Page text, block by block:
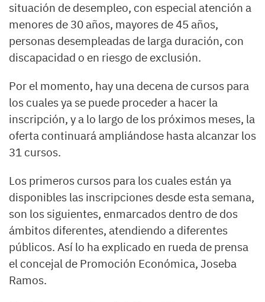
situación de desempleo, con especial atención a
menores de 30 años, mayores de 45 años,
personas desempleadas de larga duración, con
discapacidad o en riesgo de exclusión.
Por el momento, hay una decena de cursos para
los cuales ya se puede proceder a hacer la
inscripción, y a lo largo de los próximos meses, la
oferta continuará ampliándose hasta alcanzar los
31 cursos.
Los primeros cursos para los cuales están ya
disponibles las inscripciones desde esta semana,
son los siguientes, enmarcados dentro de dos
ámbitos diferentes, atendiendo a diferentes
públicos. Así lo ha explicado en rueda de prensa
el concejal de Promoción Económica, Joseba
Ramos.